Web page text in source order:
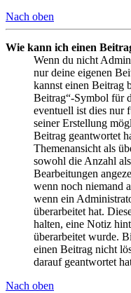
Nach oben
Wie kann ich einen
Wenn du nicht
nur deine eigenen
kannst einen Beitrag
Beitrag“-Symbol für
eventuell ist dies nur
seiner Erstellung
Beitrag geantwortet
Themenansicht als
sowohl die Anzahl
Bearbeitungen
wenn noch niemand
wenn ein
überarbeitet hat.
halten, eine Notiz
überarbeitet wurde.
einen Beitrag nicht
darauf geantwortet
Nach oben